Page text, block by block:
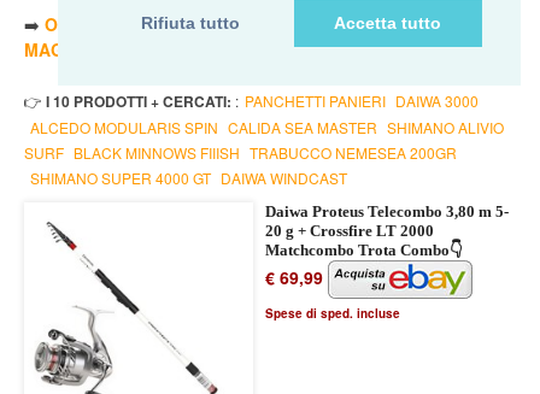
Rifiuta tutto Accetta tutto
➡️ ORDINA PER PREZZO MINORE
ORDINA PER PREZZO
MAGGIORE
- 🔥TUTTI
👉 I 10 PRODOTTI + CERCATI: : PANCHETTI PANIERI DAIWA 3000
ALCEDO MODULARIS SPIN CALIDA SEA MASTER SHIMANO ALIVIO
SURF BLACK MINNOWS FIIISH TRABUCCO NEMESEA 200GR
SHIMANO SUPER 4000 GT DAIWA WINDCAST
Daiwa Proteus Telecombo 3,80 m 5-
20 g + Crossfire LT 2000
Matchcombo Trota Combo👇
€ 69,99
Spese di sped. incluse